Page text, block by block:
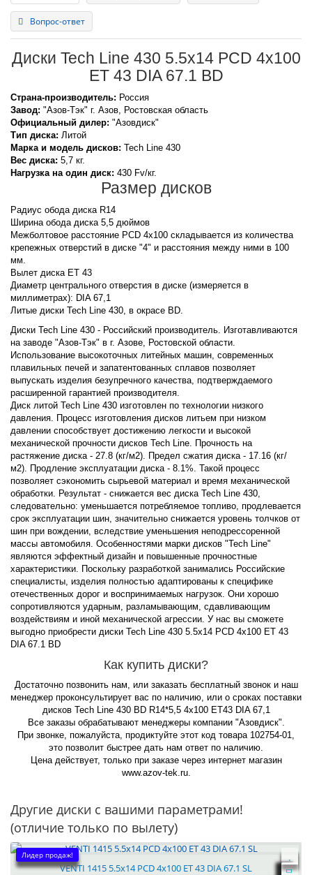
Вопрос-ответ
Диски Tech Line 430 5.5x14 PCD 4x100
ET 43 DIA 67.1 BD
Страна-производитель: Россия
Завод: "Азов-Тэк" г. Азов, Ростовская область
Официальный дилер: "Азовдиск"
Тип диска: Литой
Марка и модель дисков: Tech Line 430
Вес диска: 5,7 кг.
Нагрузка на один диск: 430 Fv/кг.
Размер дисков
Радиус обода диска R14
Ширина обода диска 5,5 дюймов
Межболтовое расстояние PCD 4x100 складывается из количества
крепежных отверстий в диске "4" и расстояния между ними в 100
мм.
Вылет диска ET 43
Диаметр центрального отверстия в диске (измеряется в
миллиметрах): DIA 67,1
Литые диски Tech Line 430, в окрасе BD.
Диски Tech Line 430 - Российский производитель. Изготавливаются
на заводе "Азов-Тэк" в г. Азове, Ростовской области.
Использование высокоточных литейных машин, современных
плавильных печей и запатентованных сплавов позволяет
выпускать изделия безупречного качества, подтверждаемого
расширенной гарантией производителя.
Диск литой Tech Line 430 изготовлен по технологии низкого
давления. Процесс изготовления дисков литьем при низком
давлении способствует достижению легкости и высокой
механической прочности дисков Tech Line. Прочность на
растяжение диска - 27.8 (кг/м2). Предел сжатия диска - 17.16 (кг/
м2). Продление эксплуатации диска - 8.1%. Такой процесс
позволяет сэкономить сырьевой материал и время механической
обработки. Результат - снижается вес диска Tech Line 430,
следовательно: уменьшается потребляемое топливо, продлевается
срок эксплуатации шин, значительно снижается уровень толчков от
шин при вождении, вследствие уменьшения неподрессоренной
массы автомобиля. Особенностями марки дисков "Tech Line"
являются эффектный дизайн и повышенные прочностные
характеристики. Поскольку разработкой занимались Российские
специалисты, изделия полностью адаптированы к специфике
отечественных дорог и воспринимаемых нагрузок. Они хорошо
сопротивляются ударным, разламывающим, сдавливающим
воздействиям и иной механической агрессии. У нас вы сможете
выгодно приобрести диски Tech Line 430 5.5x14 PCD 4x100 ET 43
DIA 67.1 BD
Как купить диски?
Достаточно позвонить нам, или заказать бесплатный звонок и наш
менеджер проконсультирует вас по наличию, или о сроках поставки
дисков Tech Line 430 BD R14*5,5 4x100 ET43 DIA 67,1
Все заказы обрабатывают менеджеры компании "Азовдиск".
При звонке, пожалуйста, продиктуйте этот код товара 102754-01,
это позволит быстрее дать нам ответ по наличию.
Цена действует, только при заказе через интернет магазин
www.azov-tek.ru.
Другие диски с вашими параметрами!
(отличие только по вылету)
Лидер продаж!
VENTI 1415 5.5x14 PCD 4x100 ET 43 DIA 67.1 SL